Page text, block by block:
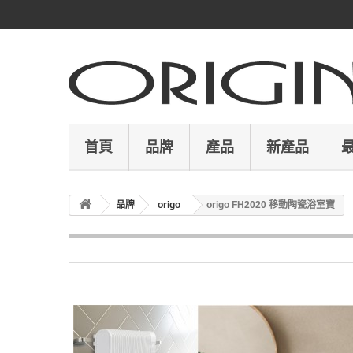
首頁 品牌 產品 新產品
品牌 origo origo FH2020 移動陶瓷浴室寶